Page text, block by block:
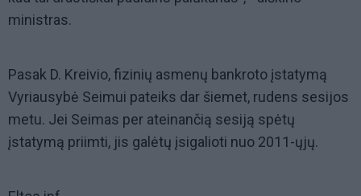
ministras.
Pasak D. Kreivio, fizinių asmenų bankroto įstatymą
Vyriausybė Seimui pateiks dar šiemet, rudens sesijos
metu. Jei Seimas per ateinančią sesiją spėtų
įstatymą priimti, jis galėtų įsigalioti nuo 2011-ųjų.